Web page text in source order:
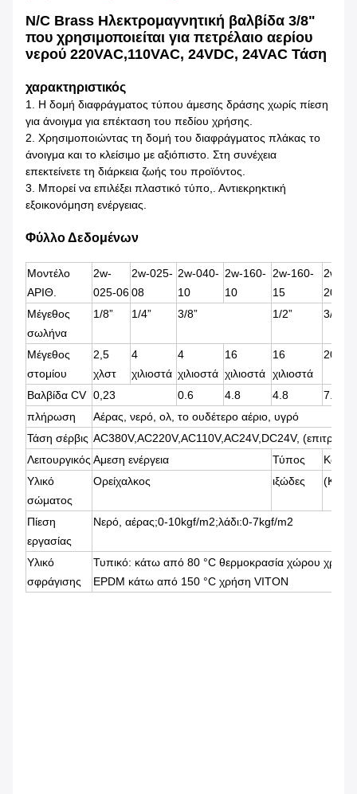
N/C Brass Ηλεκτρομαγνητική βαλβίδα 3/8"
που χρησιμοποιείται για πετρέλαιο αερίου
νερού 220VAC,110VAC, 24VDC, 24VAC Τάση
χαρακτηριστικός
1. Η δομή διαφράγματος τύπου άμεσης δράσης χωρίς πίεση
για άνοιγμα για επέκταση του πεδίου χρήσης.
2. Χρησιμοποιώντας τη δομή του διαφράγματος πλάκας το
άνοιγμα και το κλείσιμο με αξιόπιστο. Στη συνέχεια
επεκτείνετε τη διάρκεια ζωής του προϊόντος.
3. Μπορεί να επιλέξει πλαστικό τύπο,. Αντιεκρηκτική
εξοικονόμηση ενέργειας.
Φύλλο Δεδομένων
Μοντέλο
ΑΡΙΘ.
2w-
025-06
2w-025-
08
2w-040-
10
2w-160-
10
2w-160-
15
2w-
200-
Μέγεθος
σωλήνα
1/8” 1/4” 3/8” 1/2” 3/4”
Μέγεθος
στομίου
2,5
χλστ
4
χιλιοστά
4
χιλιοστά
16
χιλιοστά
16
χιλιοστά
20
Βαλβίδα CV 0,23 0.6 4.8 4.8
7.6
πλήρωση
Αέρας, νερό, ολ, το ουδέτερο αέριο, υγρό
Τάση σέρβις AC380V,AC220V,AC110V,AC24V,DC24V,
Λειτουργικός Αμεση ενέργεια Τύπος
Υλικό
σώματος
Ορείχαλκος ιξώδες
Πίεση
εργασίας
Νερό, αέρας;0-10kgf/m2;λάδι:0-7kgf/m2
Υλικό
σφράγισης
Τυπικό: κάτω από 80 °C θερμοκρασία χώρου
EPDM κάτω από 150 °C χρήση VITON